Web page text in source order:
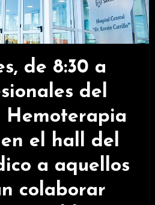
de 8:30 a
del
Hemoterapia
el hall del
a aquellos
colaborar